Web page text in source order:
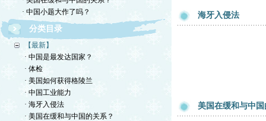
· 中国小题大作了吗？
分类目录
【最新】
· 中国是最发达国家？
· 体检
· 美国如何获得格陵兰
· 中国工业能力
· 海牙入侵法
· 美国在缓和与中国的关系？
海牙入侵法
美国在缓和与中